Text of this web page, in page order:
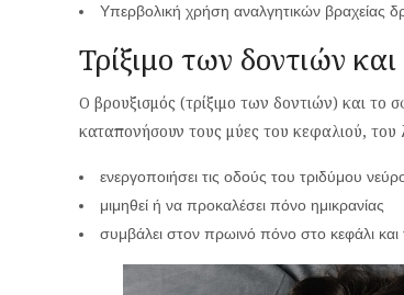
Υπερβολική χρήση αναλγητικών βραχείας
Τρίξιμο των δοντιών
Ο βρουξισμός (τρίξιμο των δοντιών) και το
καταπονήσουν τους μύες του κεφαλιού,
ενεργοποιήσει τις οδούς του τριδύμου
μιμηθεί ή να προκαλέσει πόνο ημικρανίας
συμβάλει στον πρωινό πόνο στο κεφάλι